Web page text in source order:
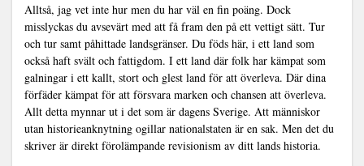
Alltså, jag vet inte hur men du har väl en fin poäng. Dock
misslyckas du avsevärt med att få fram den på ett vettigt sätt. Tur
och tur samt påhittade landsgränser. Du föds här, i ett land som
också haft svält och fattigdom. I ett land där folk har kämpat som
galningar i ett kallt, stort och glest land för att överleva. Där dina
förfäder kämpat för att försvara marken och chansen att överleva.
Allt detta mynnar ut i det som är dagens Sverige. Att människor
utan historieanknytning ogillar nationalstaten är en sak. Men det du
skriver är direkt förolämpande revisionism av ditt lands historia.